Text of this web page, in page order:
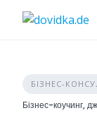
БІЗНЕС-
Бізнес-коучинг,